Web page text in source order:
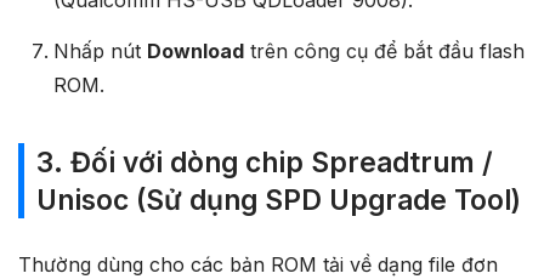
Nhấp nút Downloadtrên công cụ để bắt đầu flash
ROM.
3. Đối với dòng chip Spreadtrum /
Unisoc (Sử dụng SPD Upgrade Tool)
Thường dùng cho các bản ROM tải về dạng file đơn